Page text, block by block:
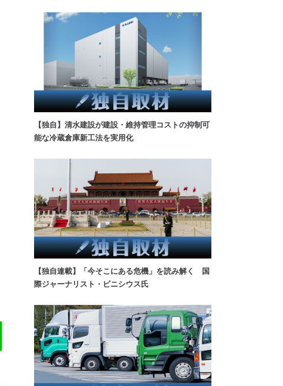
【独自】清水建設が建設・維持管理コストの抑制可
能な冷蔵倉庫新工法を実用化
【独自連載】「今そこにある危機」を読み解く 国
際ジャーナリスト・ビニシウス氏